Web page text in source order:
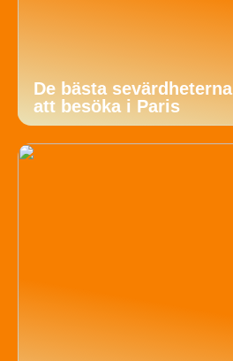
De bästa sevärdheterna
att besöka i Paris